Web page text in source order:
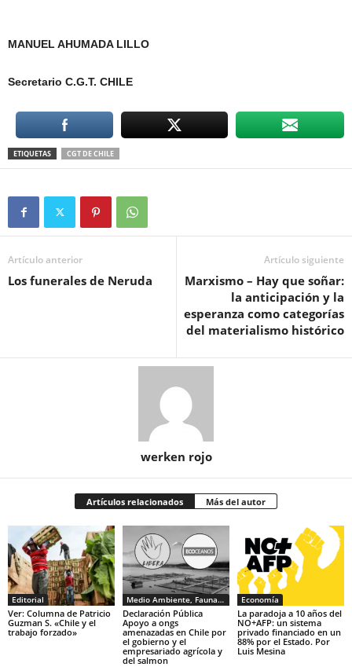
MANUEL AHUMADA LILLO
Secretario C.G.T. CHILE
ETIQUETAS CGT DE CHILE
Artículo anterior
Los funerales de Neruda
Artículo siguiente
Marxismo – Hay que soñar:
la anticipación y la
esperanza como categorías
del materialismo histórico
werken rojo
Artículos relacionados Más del autor
Editorial
Ver: Columna de Patricio
Guzman S. «Chile y el
trabajo forzado»
Medio Ambiente, Fauna y Sociedad
Declaración Pública
Apoyo a ongs
amenazadas en Chile por
el gobierno y el
empresariado agrícola y
del salmon
Economía
La paradoja a 10 años del
NO+AFP: un sistema
privado financiado en un
88% por el Estado. Por
Luis Mesina